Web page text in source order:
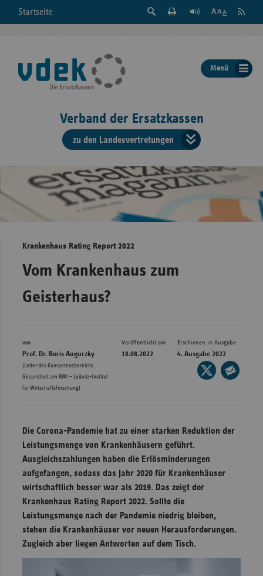
Startseite
Suche
der
Seite
Feed
Menü
Verband der Ersatzkassen
zu den Landesvertretungen
der
Hessen
Krankenhaus Rating Report 2022
Vom Krankenhaus zum
Geisterhaus?
von
Prof. Dr. Boris Augurzky
(Leiter des Kompetenzbereichs
Gesundheit am RWI – Leibniz-Institut
für Wirtschaftsforschung)
Veröffentlicht am
18.08.2022
Erschienen in Ausgabe
4. Ausgabe 2022
Seite
auf
Mail
Die Corona-Pandemie hat zu einer starken Reduktion der
Leistungsmenge von Krankenhäusern geführt.
Ausgleichszahlungen haben die Erlösminderungen
aufgefangen, sodass das Jahr 2020 für Krankenhäuser
wirtschaftlich besser war als 2019. Das zeigt der
Krankenhaus Rating Report 2022. Sollte die
Leistungsmenge nach der Pandemie niedrig bleiben,
stehen die Krankenhäuser vor neuen Herausforderungen.
Zugleich aber liegen Antworten auf dem Tisch.